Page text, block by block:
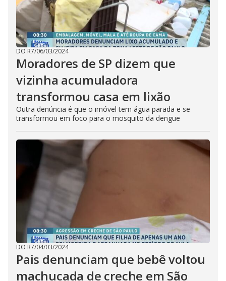
DO R7/06/03/2024
Moradores de SP dizem que
vizinha acumuladora
transformou casa em lixão
Outra denúncia é que o imóvel tem água parada e se
transformou em foco para o mosquito da dengue
DO R7/04/03/2024
Pais denunciam que bebê voltou
machucada de creche em São